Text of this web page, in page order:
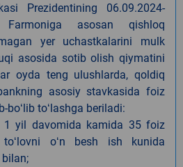
Prezidentining 06.09.2024-
Farmoniga asosan qishloq
yer uchastkalarini mulk
asosida sotib olish qiymatini
oyda teng ulushlarda, qoldiq
asosiy stavkasida foiz
boʻlib toʻlashga beriladi:
1 yil davomida kamida 35 foiz
oʻn besh ish kunida